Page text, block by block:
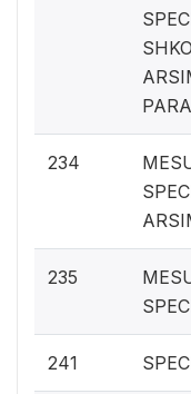
234
235
241